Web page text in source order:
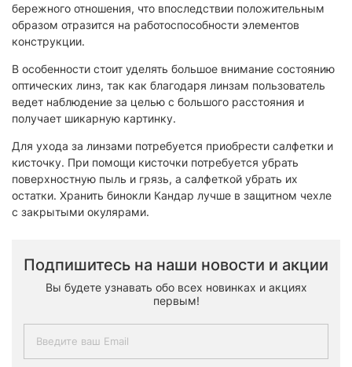
бережного отношения, что впоследствии положительным
образом отразится на работоспособности элементов
конструкции.
В особенности стоит уделять большое внимание состоянию
оптических линз, так как благодаря линзам пользователь
ведет наблюдение за целью с большого расстояния и
получает шикарную картинку.
Для ухода за линзами потребуется приобрести салфетки и
кисточку. При помощи кисточки потребуется убрать
поверхностную пыль и грязь, а салфеткой убрать их
остатки. Хранить бинокли Кандар лучше в защитном чехле
с закрытыми окулярами.
Подпишитесь на наши новости и акции
Вы будете узнавать обо всех новинках и акциях
первым!